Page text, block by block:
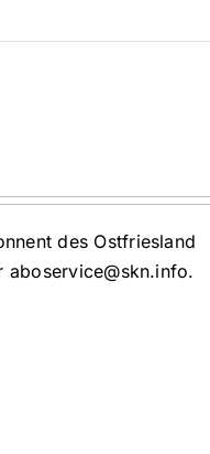
des Ostfriesland
aboservice@skn.info.